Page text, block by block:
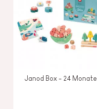
Janod Box - 24 Monate